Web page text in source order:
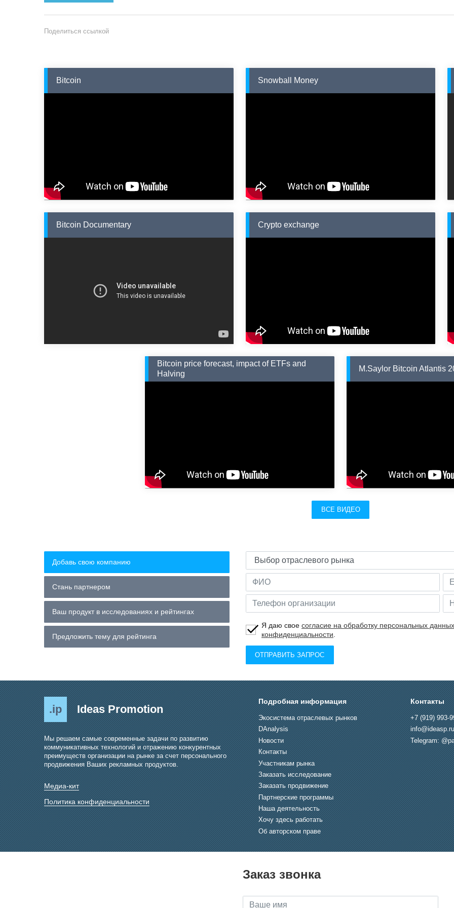
Поделиться ссылкой
Bitcoin Snowball Money
Bitcoin Documentary Crypto exchange
Bitcoin price forecast, impact of ETFs and
Halving
M.Saylor Bitcoin Atlantis
ВСЕ ВИДЕО
Добавь свою компанию
Стань партнером
Ваш продукт в исследованиях и рейтингах
Предложить тему для рейтинга
Я даю свое согласие на обработку персональных данных
конфиденциальности.
ОТПРАВИТЬ ЗАПРОС
.ip Ideas Promotion
Мы решаем самые современные задачи по развитию
коммуникативных технологий и отражению конкурентных
преимуществ организации на рынке за счет персонального
продвижения Ваших рекламных продуктов.
Медиа-кит
Политика конфиденциальности
Подробная информация
Экосистема отраслевых рынков
DAnalysis
Новости
Контакты
Участникам рынка
Заказать исследование
Заказать продвижение
Партнерские программы
Наша деятельность
Хочу здесь работать
Об авторском праве
Контакты
+7 (919) 993-
Telegram:
Заказ звонка